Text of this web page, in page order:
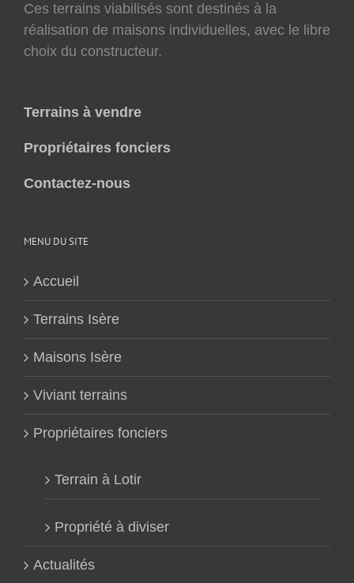
Ces terrains viabilisés sont destinés à la
réalisation de maisons individuelles, avec le libre
choix du constructeur.
Terrains à vendre
Propriétaires fonciers
Contactez-nous
MENU DU SITE
Accueil
Terrains Isère
Maisons Isère
Viviant terrains
Propriétaires fonciers
Terrain à Lotir
Propriété à diviser
Actualités